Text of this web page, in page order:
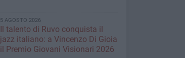
5 AGOSTO 2026
Il talento di Ruvo conquista il
jazz italiano: a Vincenzo Di Gioia
il Premio Giovani Visionari 2026